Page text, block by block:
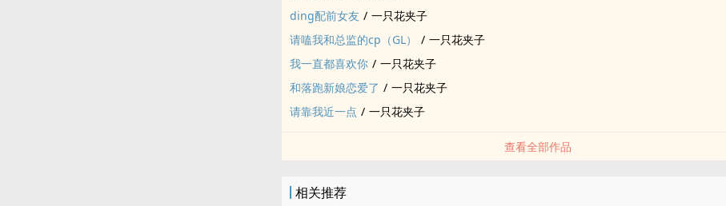
ding配前女友 / 一只花夹子
请嗑我和总监的cp（GL）
/ 一只花夹子
我一直都喜欢你 / 一只花夹子
和落跑新娘恋爱了 / 一只花夹子
请靠我近一点 / 一只花夹子
查看全部作品
相关推荐